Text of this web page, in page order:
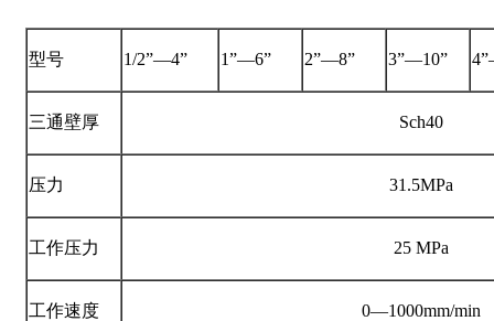
型号 1/2”—4” 1”—6” 2”—8” 3”—10”
三通壁厚 Sch40
压力 31.5MPa
工作压力 25 MPa
工作速度 0—1000mm/min